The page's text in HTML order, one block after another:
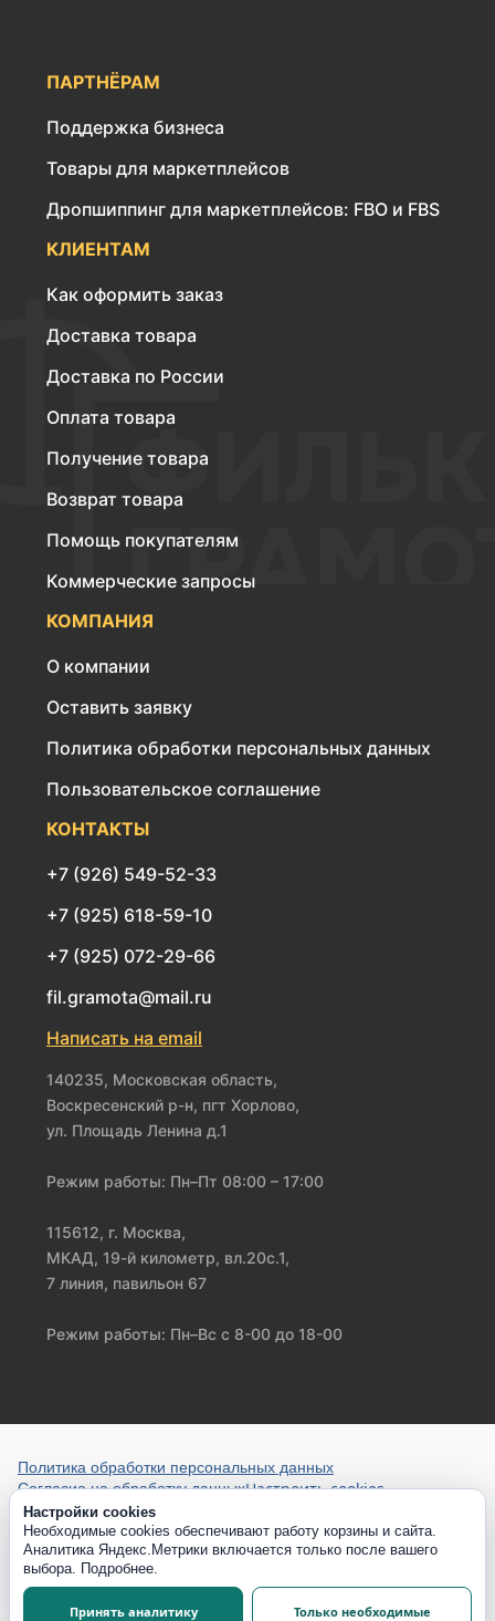
ПАРТНЁРАМ
Поддержка бизнеса
Товары для маркетплейсов
Дропшиппинг для маркетплейсов: FBO и FBS
КЛИЕНТАМ
Как оформить заказ
Доставка товара
Доставка по России
Оплата товара
Получение товара
Возврат товара
Помощь покупателям
Коммерческие запросы
КОМПАНИЯ
О компании
Оставить заявку
Политика обработки персональных данных
Пользовательское соглашение
КОНТАКТЫ
+7 (926) 549-52-33
+7 (925) 618-59-10
+7 (925) 072-29-66
fil.gramota@mail.ru
Написать на email
140235, Московская область,
Воскресенский р-н, пгт Хорлово,
ул. Площадь Ленина д.1
Режим работы: Пн–Пт 08:00 – 17:00
115612, г. Москва,
МКАД, 19-й километр, вл.20с.1,
7 линия, павильон 67
Режим работы: Пн–Вс с 8-00 до 18-00
Политика обработки персональных данных
Согласие на обработку данныхНастроить cookies
Настройки cookies
Необходимые cookies обеспечивают работу корзины и сайта.
Аналитика Яндекс.Метрики включается только после вашего
выбора. Подробнее.
Принять аналитику Только необходимые